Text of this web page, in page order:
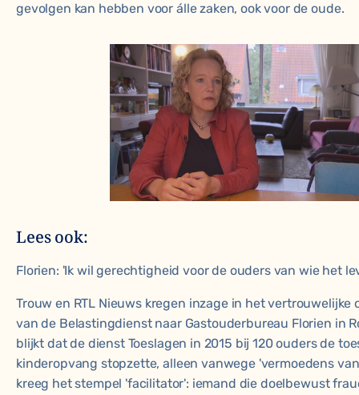
gevolgen kan hebben voor álle zaken, ook voor de oude.
Lees ook:
Florien: 'Ik wil gerechtigheid voor de ouders van wie het
Trouw en RTL Nieuws kregen inzage in het vertrouwelijke
van de Belastingdienst naar Gastouderbureau Florien in
blijkt dat de dienst Toeslagen in 2015 bij 120 ouders de
kinderopvang stopzette, alleen vanwege 'vermoedens
kreeg het stempel 'facilitator': iemand die doelbewust